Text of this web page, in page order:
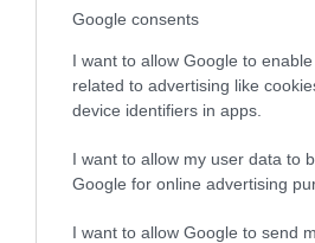
Google consents
I want to allow Google to
related to advertising like
device identifiers in apps.
I want to allow my user data to
Google for online advertising
I want to allow Google to send
2023. MÁJUS 14. ● KOVÁCS EMESE